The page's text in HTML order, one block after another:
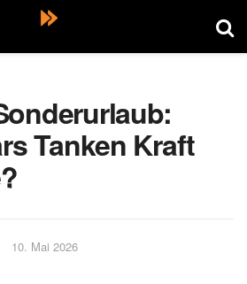
Tanken Kraft
10. Mai 2026